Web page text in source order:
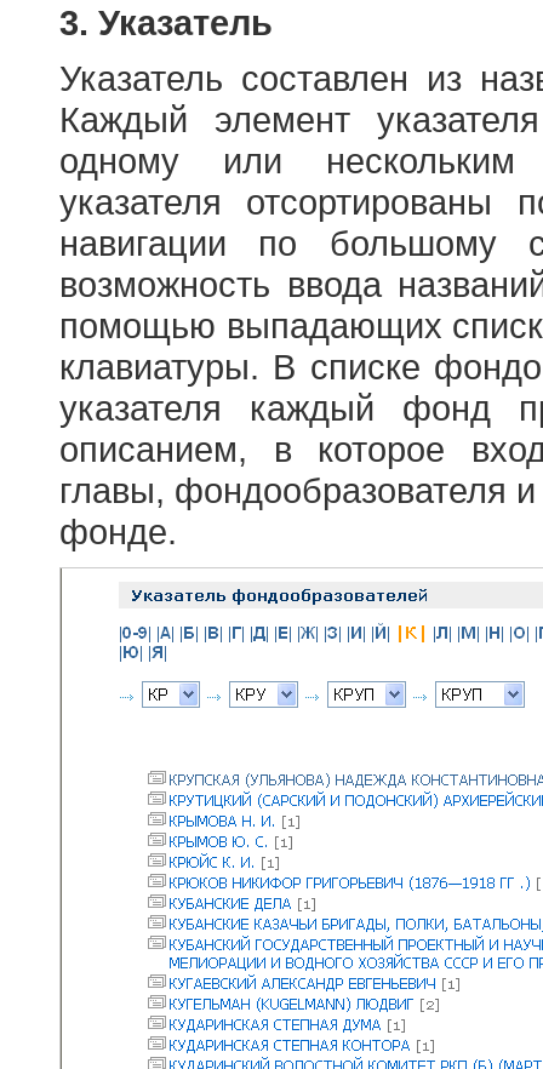
3. Указатель
Указатель составлен из
Каждый элемент
одному или
указателя отсортированы
навигации по большому
возможность ввода
помощью выпадающих
клавиатуры. В списке
указателя каждый фонд
описанием, в которое
главы, фондообразователя
фонде.